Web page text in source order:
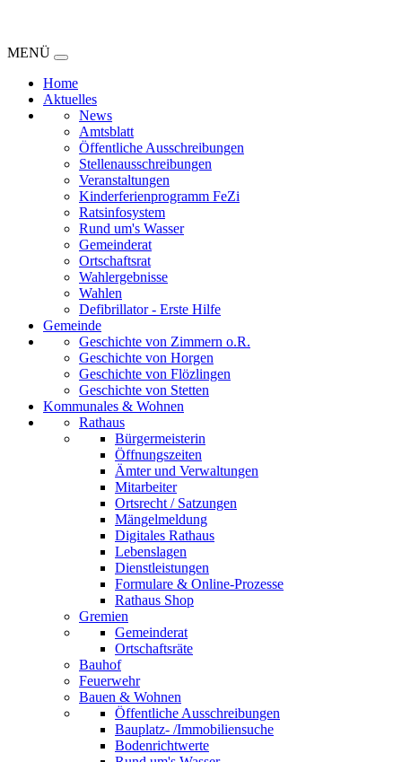
MENÜ
Home
Aktuelles
News
Amtsblatt
Öffentliche Ausschreibungen
Stellenausschreibungen
Veranstaltungen
Kinderferienprogramm FeZi
Ratsinfosystem
Rund um's Wasser
Gemeinderat
Ortschaftsrat
Wahlergebnisse
Wahlen
Defibrillator - Erste Hilfe
Gemeinde
Geschichte von Zimmern o.R.
Geschichte von Horgen
Geschichte von Flözlingen
Geschichte von Stetten
Kommunales & Wohnen
Rathaus
Bürgermeisterin
Öffnungszeiten
Ämter und Verwaltungen
Mitarbeiter
Ortsrecht / Satzungen
Mängelmeldung
Digitales Rathaus
Lebenslagen
Dienstleistungen
Formulare & Online-Prozesse
Rathaus Shop
Gremien
Gemeinderat
Ortschaftsräte
Bauhof
Feuerwehr
Bauen & Wohnen
Öffentliche Ausschreibungen
Bauplatz- /Immobiliensuche
Bodenrichtwerte